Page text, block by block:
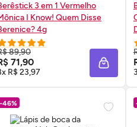
3 em 1 Vermelho
I Know! Quem Disse
4g
89,90
71,90
R$ 23,97
COMPRE AGORA ❯
-46%